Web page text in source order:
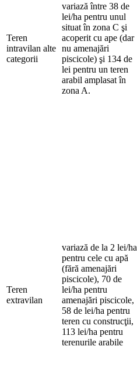
Teren
intravilan alte
categorii
variază între 38 de
lei/ha pentru unul
situat în zona C şi
acoperit cu ape (dar
nu amenajări
piscicole) şi 134 de
lei pentru un teren
arabil amplasat în
zona A.
Teren
extravilan
variază de la 2 lei/ha
pentru cele cu apă
(fără amenajări
piscicole), 70 de
lei/ha pentru
amenajări piscicole,
58 de lei/ha pentru
teren cu construcţii,
113 lei/ha pentru
terenurile arabile